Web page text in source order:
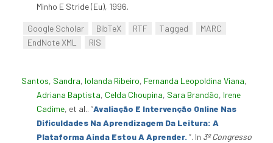
Minho E Stride (Eu), 1996.
Google Scholar BibTeX RTF Tagged
MARC
EndNote XML
RIS
Santos, Sandra, Iolanda Ribeiro, Fernanda Leopoldina Viana,
Adriana Baptista, Celda Choupina, Sara Brandão, Irene
Cadime, et al.. “Avaliação E Intervenção Online Nas
Dificuldades Na Aprendizagem Da Leitura: A
Plataforma Ainda Estou A Aprender.”. In 3º Congresso